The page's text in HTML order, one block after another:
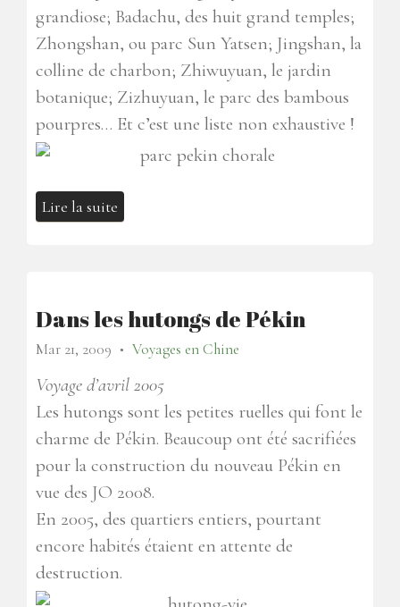
grandiose; Badachu, des huit grand temples;
Zhongshan, ou parc Sun Yatsen; Jingshan, la
colline de charbon; Zhiwuyuan, le jardin
botanique; Zizhuyuan, le parc des bambous
pourpres… Et c’est une liste non exhaustive !
Lire la suite
Dans les hutongs de Pékin
Mar 21, 2009 ● Voyages en Chine
Voyage d’avril 2005
Les hutongs sont les petites ruelles qui font le
charme de Pékin. Beaucoup ont été sacrifiées
pour la construction du nouveau Pékin en
vue des JO 2008.
En 2005, des quartiers entiers, pourtant
encore habités étaient en attente de
destruction.